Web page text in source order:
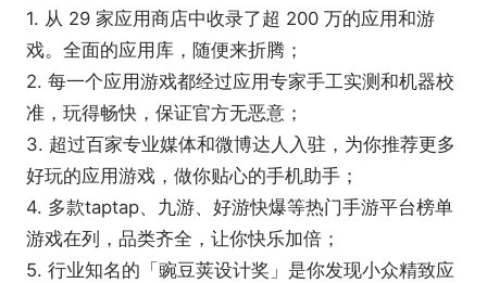
1. 从 29 家应用商店中收录了超 200 万的应用和游
戏。全面的应用库，随便来折腾；
2. 每一个应用游戏都经过应用专家手工实测和机器校
准，玩得畅快，保证官方无恶意；
3. 超过百家专业媒体和微博达人入驻，为你推荐更多
好玩的应用游戏，做你贴心的手机助手；
4. 多款taptap、九游、好游快爆等热门手游平台榜单
游戏在列，品类齐全，让你快乐加倍；
5. 行业知名的「豌豆荚设计奖」是你发现小众精致应